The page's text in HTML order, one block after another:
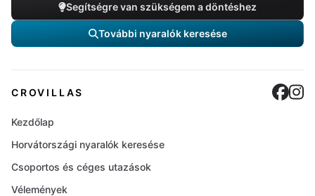
Segítségre van szükségem a döntéshez
További nyaralók keresése
CROVILLAS
Kezdőlap
Horvátországi nyaralók keresése
Csoportos és céges utazások
Vélemények